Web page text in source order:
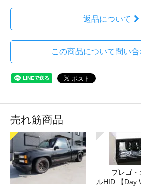
返品について
この商品について問い合
売れ筋商品
プレゴ
ルHID 【Day